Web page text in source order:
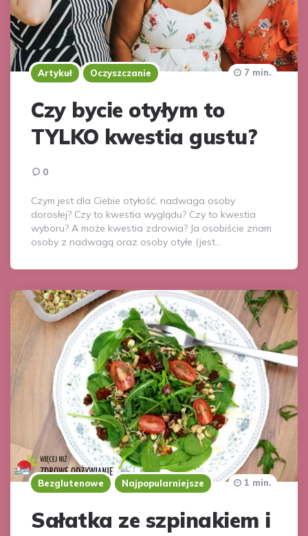
Artykuł Oczyszczanie
Czy bycie otyłym to
TYLKO kwestia gustu?
0
7 min.
Czym jest dla Ciebie otyłość, nadwaga osoby
dorosłej? Czy to kwestia wyglądu? Czy to kwestia
wyboru? A może kwestia zdrowia? Ja osobiście znam
osoby z nadwagą oraz osoby otyłe (jest…
Bezglutenowe Najpopularniejsze
Sałatka ze szpinakiem i
1 min.